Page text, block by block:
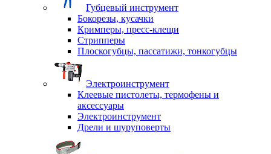
Губцевый инструмент
Бокорезы, кусачки
Кримперы, пресс-клещи
Стрипперы
Плоскогубцы, пассатижи, тонкогубцы
Электроинструмент
Клеевые пистолеты, термофены и
аксессуары
Электроинструмент
Дрели и шуруповерты